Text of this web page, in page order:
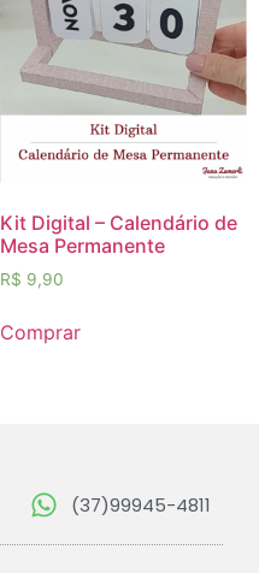
Kit Digital – Calendário de
Mesa Permanente
R$ 9,90
Comprar
(37)99945-4811